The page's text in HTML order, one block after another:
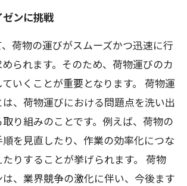
ンに挑戦
荷物の運びがスムーズかつ迅速に行
られます。そのため、荷物運びのカ
いくことが重要となります。 荷物運
、荷物運びにおける問題点を洗い出
り組みのことです。例えば、荷物の
を見直したり、作業の効率化につな
りすることが挙げられます。 荷物
、業界競争の激化に伴い、今後ます